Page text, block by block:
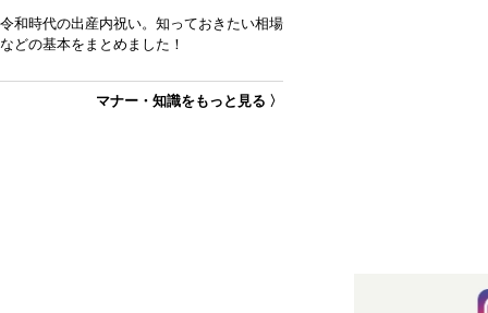
令和時代の出産内祝い。知っておきたい相場
などの基本をまとめました！
マナー・知識をもっと見る 〉